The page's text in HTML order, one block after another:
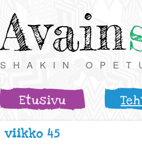
Avain
SHAKIN
Etusivu
viikko 45